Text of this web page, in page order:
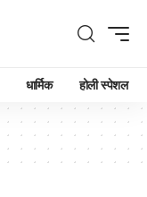
धार्मिक होली स्पेशल